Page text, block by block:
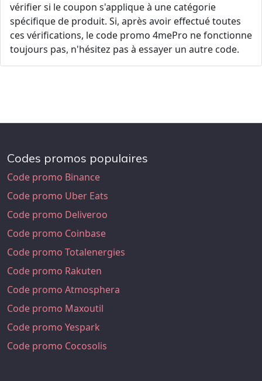
vérifier si le coupon s'applique à une catégorie
spécifique de produit. Si, après avoir effectué toutes
ces vérifications, le code promo 4mePro ne fonctionne
toujours pas, n'hésitez pas à essayer un autre code.
Codes promos populaires
Code promo Binance
Code promo Uber Eats
Code promo Deliveroo
Code promo Coinbase
Code promo Totalenergies
Code promo Rakuten
Code promo Atmosphera
Code promo Maxoutil
Code promo Yespark
Code promo Cocosolis